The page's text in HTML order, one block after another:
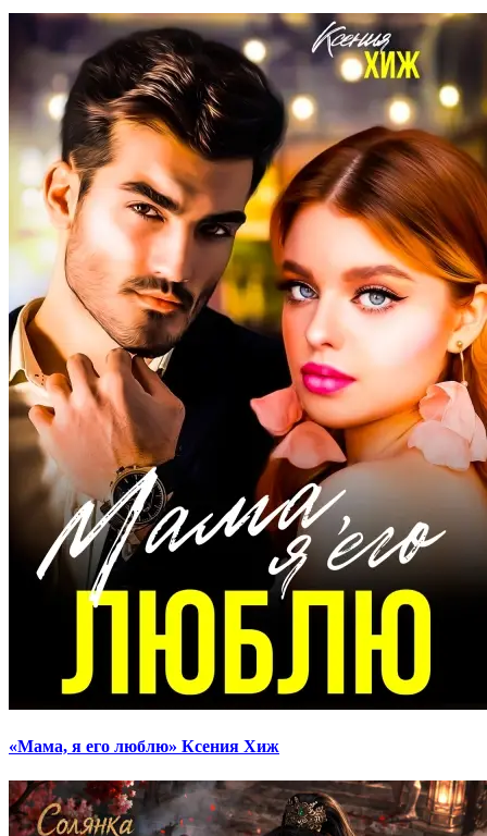
«Мама, я его люблю» Ксения Хиж